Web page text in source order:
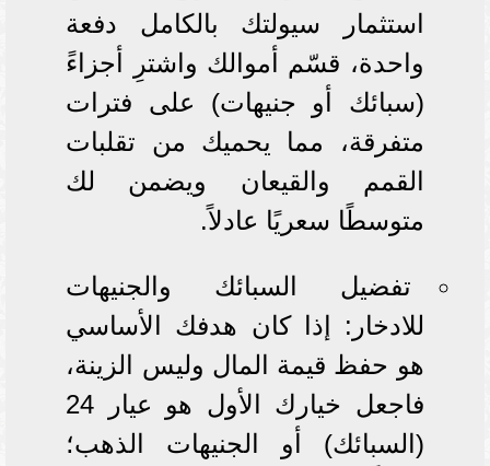
استثمار سيولتك بالكامل دفعة
واحدة، قسّم أموالك واشترِ أجزاءً
(سبائك أو جنيهات) على فترات
متفرقة، مما يحميك من تقلبات
القمم والقيعان ويضمن لك
متوسطًا سعريًا عادلاً.
تفضيل السبائك والجنيهات
للادخار: إذا كان هدفك الأساسي
هو حفظ قيمة المال وليس الزينة،
فاجعل خيارك الأول هو عيار 24
(السبائك) أو الجنيهات الذهب؛